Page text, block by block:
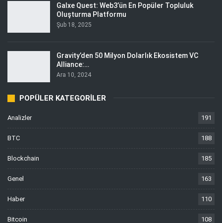
Galxe Quest: Web3’ün En Popüler Topluluk
Oluşturma Platformu
Şub 18, 2025
Gravity’den 50 Milyon Dolarlık Ekosistem VC
Alliance:…
Ara 10, 2024
POPÜLER KATEGORILER
Analizler 191
BTC 188
Blockchain 185
Genel 163
Haber 110
Bitcoin 108